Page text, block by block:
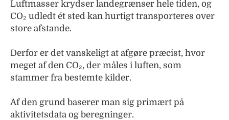
Luftmasser krydser landegrænser hele tiden, og
CO₂ udledt ét sted kan hurtigt transporteres over
store afstande.
Derfor er det vanskeligt at afgøre præcist, hvor
meget af den CO₂, der måles i luften, som
stammer fra bestemte kilder.
Af den grund baserer man sig primært på
aktivitetsdata og beregninger.